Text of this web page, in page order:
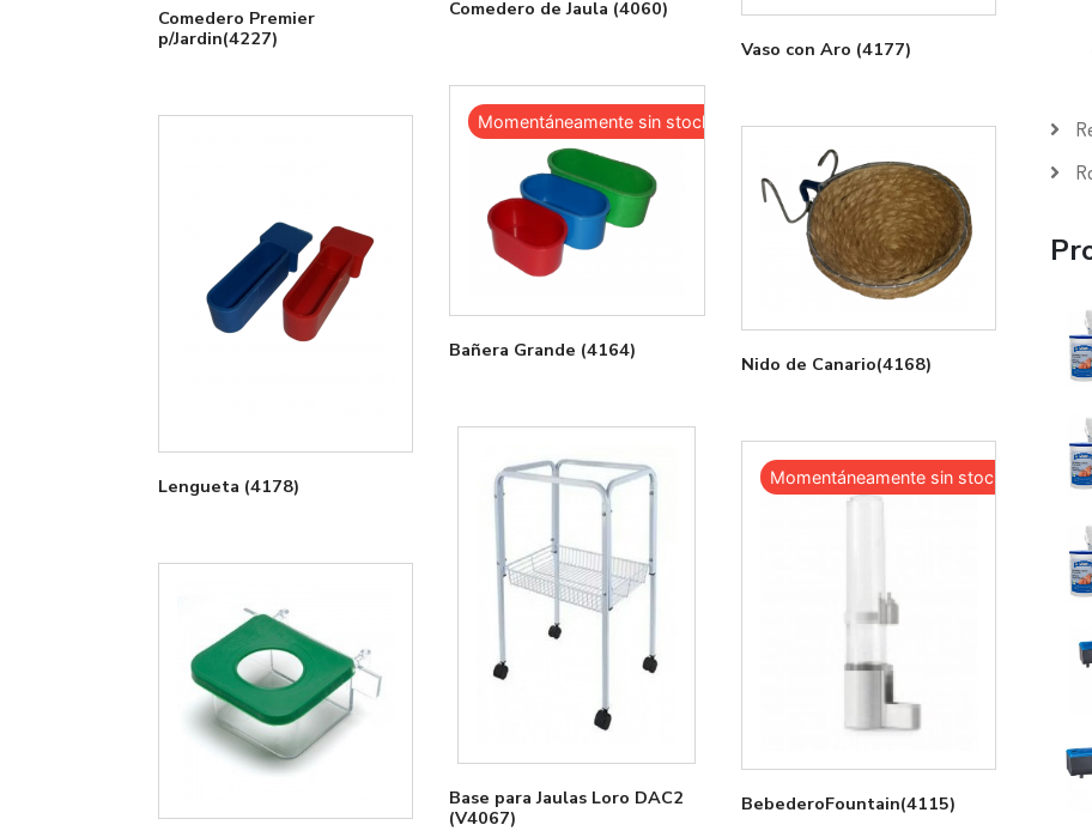
Comedero Premier
p/Jardin(4227)
Comedero de Jaula (4060)
Vaso con Aro (4177)
Momentáneamente sin stock
Bañera Grande (4164)
Lengueta (4178)
Nido de Canario(4168)
Base para Jaulas Loro DAC2
(V4067)
Momentáneamente sin stock
BebederoFountain(4115)